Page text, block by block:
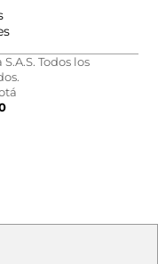
Todos los